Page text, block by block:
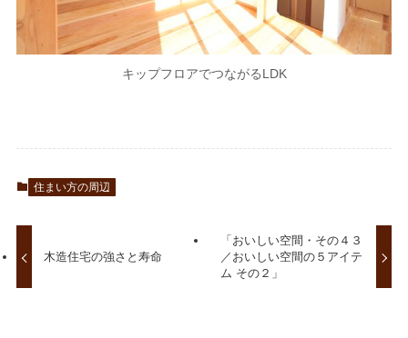
キップフロアでつながるLDK
住まい方の周辺
木造住宅の強さと寿命
「おいしい空間・その４３
／おいしい空間の５アイテ
ム その２」